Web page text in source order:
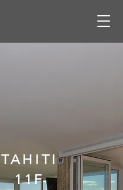
TAHITI
11F